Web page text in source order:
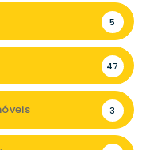
5
47
3